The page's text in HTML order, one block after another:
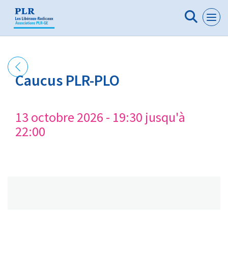
Caucus PLR-PLO
13 octobre 2026 - 19:30 jusqu'à
22:00
Panneau de gestion des cookies